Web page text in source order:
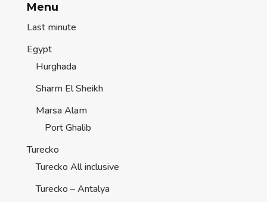
Menu
Last minute
Egypt
Hurghada
Sharm El Sheikh
Marsa Alam
Port Ghalib
Turecko
Turecko All inclusive
Turecko – Antalya